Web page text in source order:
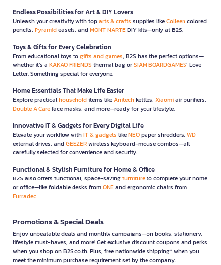
Endless Possibilities for Art & DIY Lovers
Unleash your creativity with toparts & crafts supplies likeColleencolored
pencils, Pyramideasels, andMONT MARTEDIY kits—only at B2S.
Toys & Gifts for Every Celebration
From educational toys togifts and games, B2S has the perfect options—
whether it’s a KAKAO FRIENDS thermal bag orSIAM BOARDGAMES’ Love
Letter. Something special for everyone.
Home Essentials That Make Life Easier
Explore practicalhouseholditems likeAnitechkettles, Xiaomiair purifiers,
Double A Careface masks, and more—ready for your lifestyle.
Innovative IT & Gadgets for Every Digital Life
Elevate your workflow withIT & gadgets likeNEOpaper shredders, WD
external drives, andGEEZERwireless keyboard-mouse combos—all
carefully selected for convenience and security.
Functional & Stylish Furniture for Home & Office
B2S also offers functional, space-savingfurnitureto complete your home
or office—like foldable desks fromONEand ergonomic chairs from
Furradec
Promotions & Special Deals
Enjoy unbeatable deals and monthly campaigns—on books, stationery,
lifestyle must-haves, and more! Get exclusive discount coupons and perks
when you shop on B2S.co.th. Plus, free nationwide shipping* when you
meet the minimum purchase requirement set by the company.